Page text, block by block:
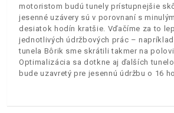
motoristom budú tunely prístupnejšie
jesenné uzávery sú v porovnaní s
desiatok hodín kratšie. Vďačíme za to
jednotlivých údržbových prác –
tunela Bôrik sme skrátili takmer na
Optimalizácia sa dotkne aj ďalších
bude uzavretý pre jesennú údržbu o 16